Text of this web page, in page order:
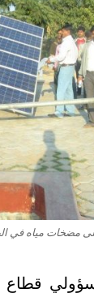
مضخات مياه في
قطاع